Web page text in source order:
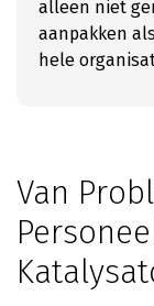
alleen niet
aanpakken
hele
Van